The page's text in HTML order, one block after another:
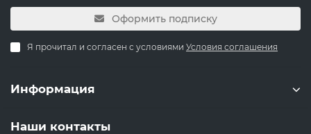
Оформить подписку
Я прочитал и согласен с условиями Условия соглашения
Информация
Наши контакты